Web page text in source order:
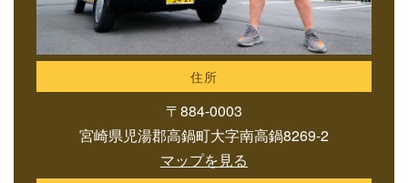
住所
〒884-0003
宮崎県児湯郡高鍋町大字南高鍋8269-2
マップを見る